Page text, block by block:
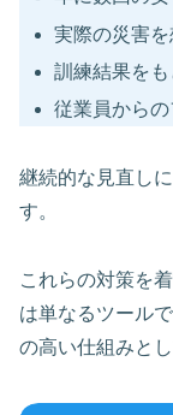
実際の災害
訓練結果を
従業員から
継続的な見直し
す。
これらの対策を
は単なるツール
の高い仕組みと